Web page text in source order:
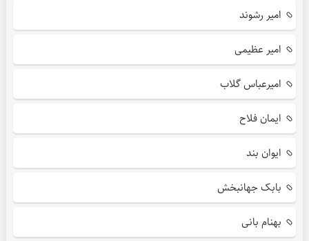
امیر رشوند
امیر عظیمی
امیرعباس گلاب
ایمان فلاح
ایوان بند
بابک جهانبخش
بهنام بانی